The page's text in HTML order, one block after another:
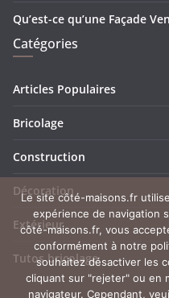
Qu’est-ce qu’une Façade
Catégories
Articles Populaires
Bricolage
Construction
Décoration
Extérieur
Tutos bricolage
Le site côté-maisons.fr
expérience de navigation
côté-maisons.fr, vous
conformément à notre
souhaitez désactiver les
cliquant sur "rejeter" ou en
navigateur. Cependant,